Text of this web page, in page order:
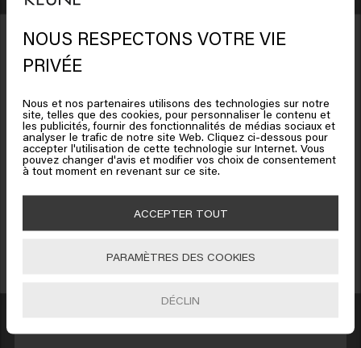
attachées aux cheveux. Ces petites fibres n’ont
aucune brillance.
Dans les cheveux bouclés ou ondulés, les frisottis
sont causés par le fait que chaque fibre capillaire
a sa propre forme et fait ce qu'elle veut. Cela
entraîne des boucles non contrôlées et conduit à
une définition des boucles moindre et à
davantage de frisottis. Les pointes fourchues
De plus, les peluches sont souvent liées à une
humidité élevée et à des températures chaudes.
Lorsque l’air est très humide et chaud, les
d’eau. La répartition de la vapeur d’eau dans les
Résolvez ce problème de cheveux
Il semble que vous soyez en
United States of America
United States of America 🛒
Aller
NOUS RESPECTONS VOTRE VIE
PRIVÉE
Nous et nos partenaires utilisons des technologies sur notre
site, telles que des cookies, pour personnaliser le contenu et
les publicités, fournir des fonctionnalités de médias sociaux et
analyser le trafic de notre site Web. Cliquez ci-dessous pour
accepter l'utilisation de cette technologie sur Internet. Vous
pouvez changer d'avis et modifier vos choix de consentement
à tout moment en revenant sur ce site.
ACCEPTER TOUT
PARAMÈTRES DES COOKIES
DÉCLIN
Bénéficiez de 10% de réduction !
dès 40€d'achat ! Adieux les bad hair days !
S'INCRIRE